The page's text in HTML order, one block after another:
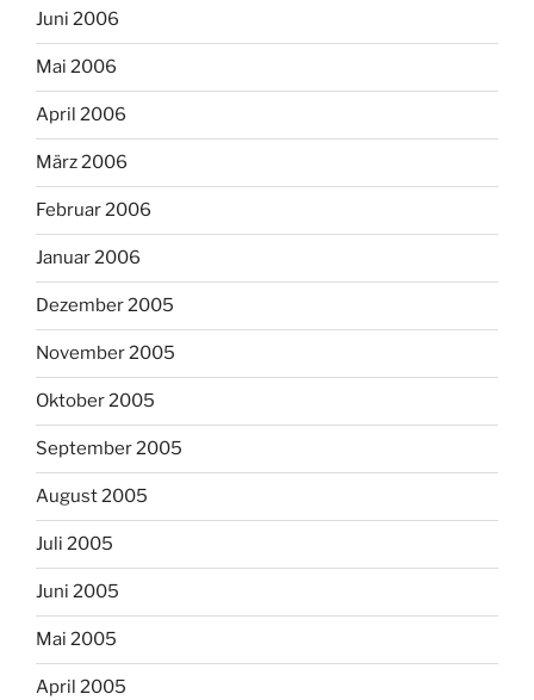
Juni 2006
Mai 2006
April 2006
März 2006
Februar 2006
Januar 2006
Dezember 2005
November 2005
Oktober 2005
September 2005
August 2005
Juli 2005
Juni 2005
Mai 2005
April 2005